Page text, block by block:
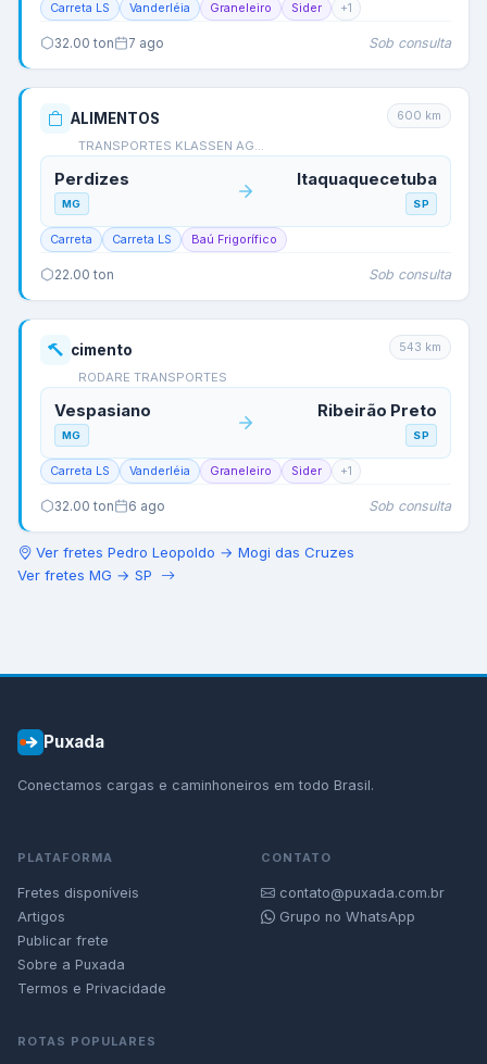
Carreta LS Vanderléia Graneleiro Sider +1
32.00 ton 7 ago Sob consulta
ALIMENTOS
TRANSPORTES KLASSEN AG…
600 km
Perdizes
MG
Itaquaquecetuba
SP
Carreta Carreta LS Baú Frigorífico
22.00 ton Sob consulta
cimento
RODARE TRANSPORTES
543 km
Vespasiano
MG
Ribeirão Preto
SP
Carreta LS Vanderléia Graneleiro Sider +1
32.00 ton 6 ago Sob consulta
Ver fretes Pedro Leopoldo → Mogi das Cruzes
Ver fretes MG → SP
Puxada
Conectamos cargas e caminhoneiros em todo Brasil.
PLATAFORMA
Fretes disponíveis
Artigos
Publicar frete
Sobre a Puxada
Termos e Privacidade
CONTATO
contato@puxada.com.br
Grupo no WhatsApp
ROTAS POPULARES